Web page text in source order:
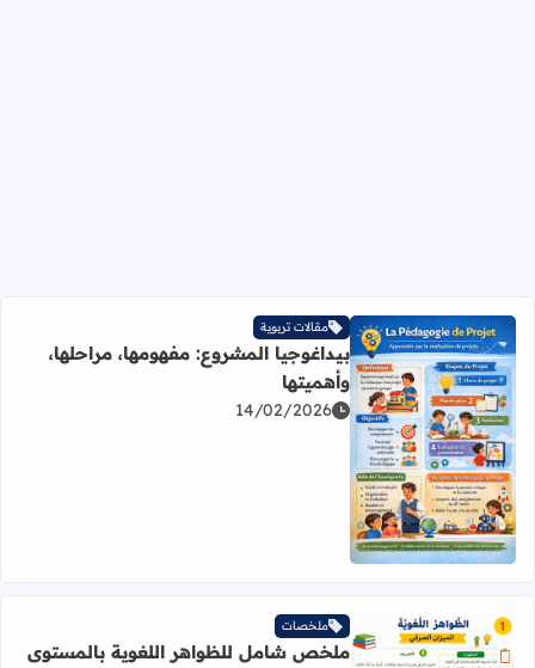
اقرأ المزيد عن بيداغوجيا المشروع: مفهومها، مراحلها،
مقالات تربوية
بيداغوجيا المشروع: مفهومها، مراحلها،
وأهميتها
14/02/2026
ملخصات
ملخص شامل للظواهر اللغوية بالمستوى